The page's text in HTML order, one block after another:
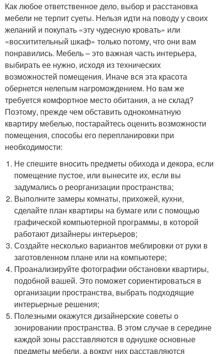
Как любое ответственное дело, выбор и расстановка
мебели не терпит суеты. Нельзя идти на поводу у своих
желаний и покупать «эту чудесную кровать» или
«восхитительный шкаф» только потому, что они вам
понравились. Мебель – это важная часть интерьера,
выбирать ее нужно, исходя из технических
возможностей помещения. Иначе вся эта красота
обернется нелепым нагромождением. Но вам же
требуется комфортное место обитания, а не склад?
Поэтому, прежде чем обставить однокомнатную
квартиру мебелью, постарайтесь оценить возможности
помещения, способы его перепланировки при
необходимости:
Не спешите вносить предметы обихода и декора, если
помещение пустое, или вынесите их, если вы
задумались о реорганизации пространства;
Выполните замеры комнаты, прихожей, кухни,
сделайте план квартиры на бумаге или с помощью
графической компьютерной программы, в которой
работают дизайнеры интерьеров;
Создайте несколько вариантов меблировки от руки в
заготовленном плане или на компьютере;
Проанализируйте фотографии обстановки квартиры,
подобной вашей. Это поможет сориентироваться в
организации пространства, выбрать подходящие
интерьерные решения;
Полезными окажутся дизайнерские советы о
зонировании пространства. В этом случае в середине
каждой зоны расставляются в однушке основные
предметы мебели, а вокруг них расставляются